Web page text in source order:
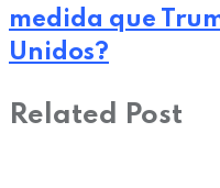
medida que
Unidos?
Related Post